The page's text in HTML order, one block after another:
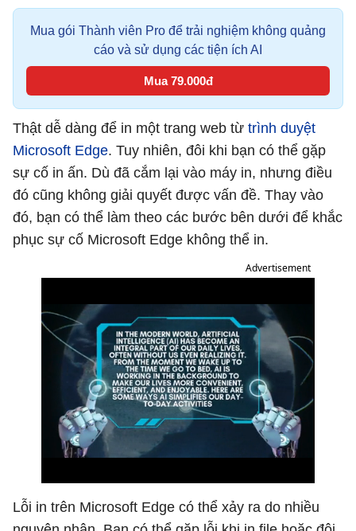
Mua gói Thành viên Pro để trải nghiệm không quảng
cáo và sử dụng các tiện ích AI
Mua 79.000đ
Thật dễ dàng để in một trang web từ trình duyệt
Microsoft Edge. Tuy nhiên, đôi khi bạn có thể gặp
sự cố in ấn. Dù đã cắm lại vào máy in, nhưng điều
đó cũng không giải quyết được vấn đề. Thay vào
đó, bạn có thể làm theo các bước bên dưới để khắc
phục sự cố Microsoft Edge không thể in.
Advertisement
Lỗi in trên Microsoft Edge có thể xảy ra do nhiều